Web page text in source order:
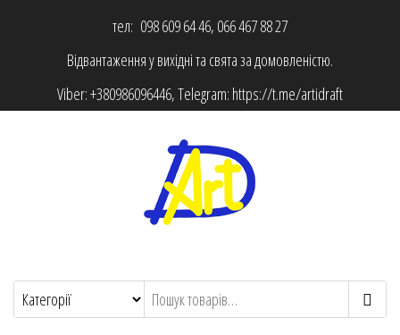
тел: 098 609 64 46, 066 467 88 27
Відвантаження у вихідні та свята за домовленістю.
Viber:+380986096446, Telegram: https://t.me/artidraft